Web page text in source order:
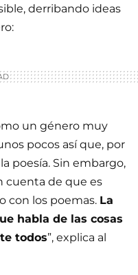
derribando ideas
un género muy
pocos así que, por
poesía. Sin embargo,
cuenta de que es
con los poemas. La
habla de las cosas
todos”, explica al